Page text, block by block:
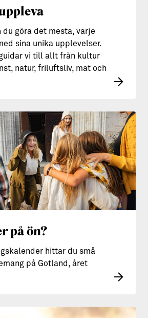
du göra det mesta, varje
sina unika upplevelser.
vi till allt från kultur
natur, friluftsliv, mat och
på ön?
hittar du små
på Gotland, året